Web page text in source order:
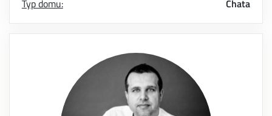
Typ domu:
Chata